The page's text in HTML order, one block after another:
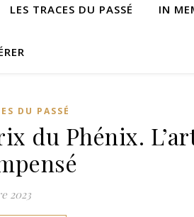
LES TRACES DU PASSÉ IN
DU PASSÉ
du Phénix.
2023